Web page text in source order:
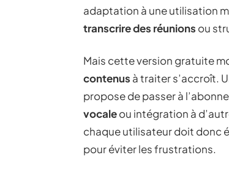
adaptation à une utilisation
transcrire des réunions ou
Mais cette version gratuite
contenus à traiter s’accroît.
propose de passer à
vocaleou intégration à
chaque utilisateur doit donc
pour éviter les frustrations.